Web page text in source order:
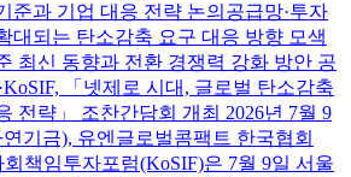
준과 기업 대응 전략 논의공급망·투자
대되는 탄소감축 요구 대응 방향 모색
최신 동향과 전환 경쟁력 강화 방안 공
「넷제로 시대, 글로벌 탄소감축
전략」 조찬간담회 개최 2026년 7월 9
기금), 유엔글로벌콤팩트 한국협회
책임투자포럼(KoSIF)은 7월 9일 서울